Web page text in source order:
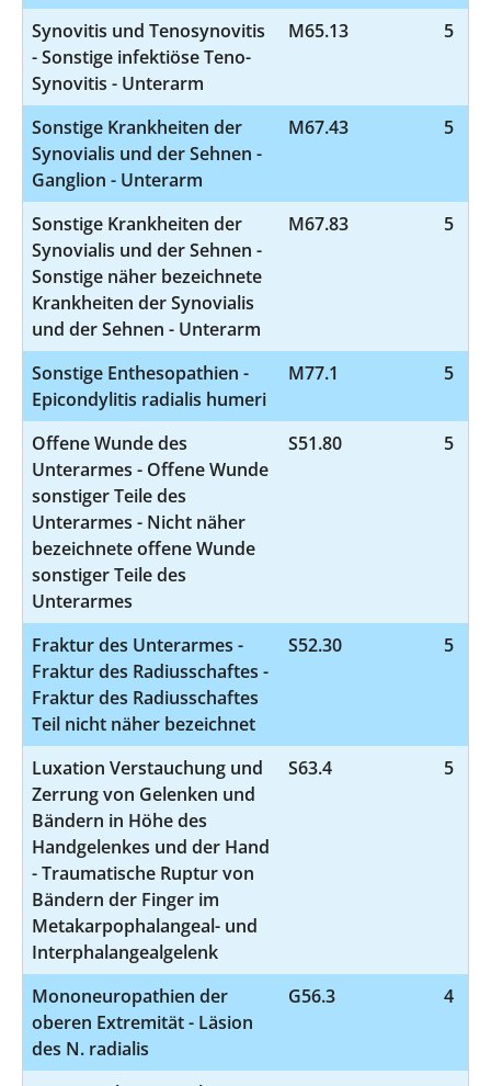
Synovitis und Tenosynovitis
- Sonstige infektiöse Teno-
Synovitis - Unterarm
M65.13 5
Sonstige Krankheiten der
Synovialis und der Sehnen -
Ganglion - Unterarm
M67.43 5
Sonstige Krankheiten der
Synovialis und der Sehnen -
Sonstige näher bezeichnete
Krankheiten der Synovialis
und der Sehnen - Unterarm
M67.83 5
Sonstige Enthesopathien -
Epicondylitis radialis humeri
M77.1 5
Offene Wunde des
Unterarmes - Offene Wunde
sonstiger Teile des
Unterarmes - Nicht näher
bezeichnete offene Wunde
sonstiger Teile des
Unterarmes
S51.80 5
Fraktur des Unterarmes -
Fraktur des Radiusschaftes -
Fraktur des Radiusschaftes
Teil nicht näher bezeichnet
S52.30 5
Luxation Verstauchung und
Zerrung von Gelenken und
Bändern in Höhe des
Handgelenkes und der Hand
- Traumatische Ruptur von
Bändern der Finger im
Metakarpophalangeal- und
Interphalangealgelenk
S63.4 5
Mononeuropathien der
oberen Extremität - Läsion
des N. radialis
G56.3 4